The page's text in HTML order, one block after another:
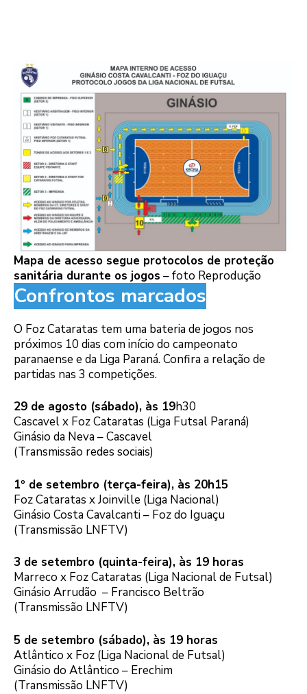
Mapa de acesso segue protocolos de proteção
sanitária durante os jogos – foto Reprodução
Confrontos marcados
O Foz Cataratas tem uma bateria de jogos nos
próximos 10 dias com início do campeonato
paranaense e da Liga Paraná. Confira a relação de
partidas nas 3 competições.
29 de agosto (sábado), às 19h30
Cascavel x Foz Cataratas (Liga Futsal Paraná)
Ginásio da Neva – Cascavel
(Transmissão redes sociais)
1º de setembro (terça-feira), às 20h15
Foz Cataratas x Joinville (Liga Nacional)
Ginásio Costa Cavalcanti – Foz do Iguaçu
(Transmissão LNFTV)
3 de setembro (quinta-feira), às 19 horas
Marreco x Foz Cataratas (Liga Nacional de Futsal)
Ginásio Arrudão – Francisco Beltrão
(Transmissão LNFTV)
5 de setembro (sábado), às 19 horas
Atlântico x Foz (Liga Nacional de Futsal)
Ginásio do Atlântico – Erechim
(Transmissão LNFTV)